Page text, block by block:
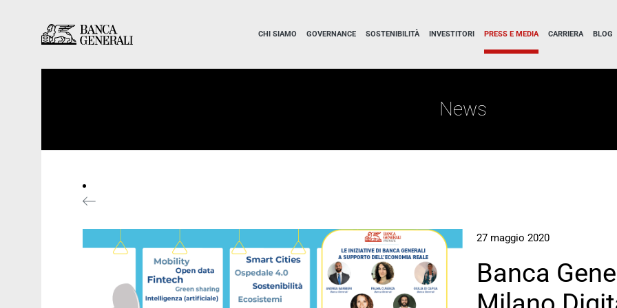
CHI SIAMO GOVERNANCE SOSTENIBILITÀ INVESTITORI PRESS E MEDIA CARRIERA BLOG
News
News
27 maggio 2020
Banca